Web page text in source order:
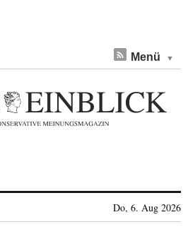
Menü
Do, 6. Aug 2026